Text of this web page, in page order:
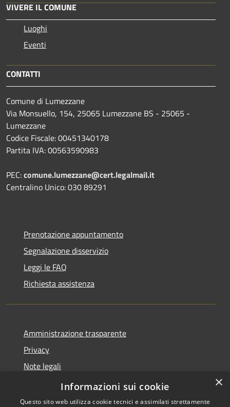
VIVERE IL COMUNE
Luoghi
Eventi
CONTATTI
Comune di Lumezzane
Via Monsuello, 154, 25065 Lumezzane BS - 25065 -
Lumezzane
Codice Fiscale: 00451340178
Partita IVA: 00563590983
PEC:comune.lumezzane@cert.legalmail.it
Centralino Unico: 030 89291
Prenotazione appuntamento
Segnalazione disservizio
Leggi le FAQ
Richiesta assistenza
Amministrazione trasparente
Privacy
Note legali
Dichiarazione di accessibilità
×
Informazioni sui cookie
Questo sito web utilizza cookie tecnici e assimilati strettamente